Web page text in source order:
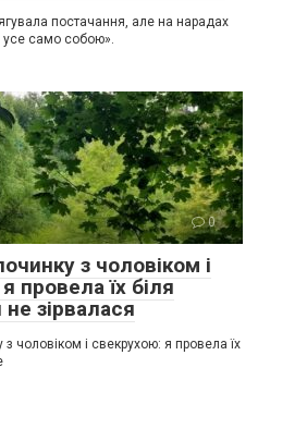
постачання, але на нарадах
само собою».
0
з чоловіком і
провела їх біля
зірвалася
з чоловіком і свекрухою: я провела їх